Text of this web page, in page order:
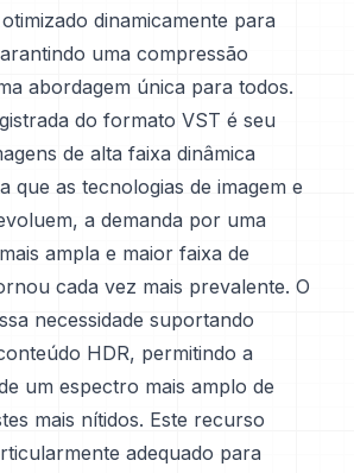
dinamicamente para
uma compressão
abordagem única para todos.
do formato VST é seu
de alta faixa dinâmica
que as tecnologias de imagem e
a demanda por uma
ampla e maior faixa de
cada vez mais prevalente. O
necessidade suportando
HDR, permitindo a
um espectro mais amplo de
mais nítidos. Este recurso
adequado para